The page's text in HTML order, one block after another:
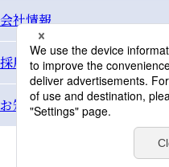
会社情報
採用情報
お知らせ
個人情報保護